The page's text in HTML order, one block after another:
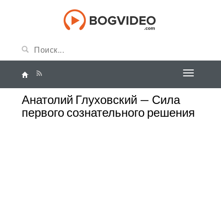
Анатолий Глуховский — Сила
первого сознательного решения